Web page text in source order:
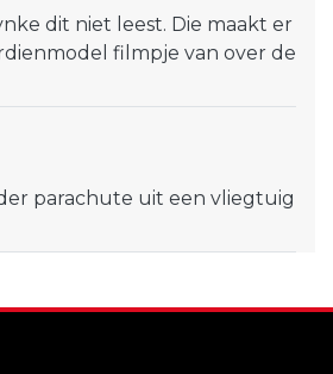
dit niet leest. Die maakt er
filmpje van over de
parachute uit een vliegtuig